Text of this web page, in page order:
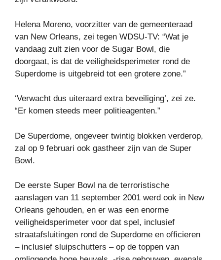
Helena Moreno, voorzitter van de gemeenteraad
van New Orleans, zei tegen WDSU-TV: “Wat je
vandaag zult zien voor de Sugar Bowl, die
doorgaat, is dat de veiligheidsperimeter rond de
Superdome is uitgebreid tot een grotere zone.”
‘Verwacht dus uiteraard extra beveiliging’, zei ze.
“Er komen steeds meer politieagenten.”
De Superdome, ongeveer twintig blokken verderop,
zal op 9 februari ook gastheer zijn van de Super
Bowl.
De eerste Super Bowl na de terroristische
aanslagen van 11 september 2001 werd ook in New
Orleans gehouden, en er was een enorme
veiligheidsperimeter voor dat spel, inclusief
straatafsluitingen rond de Superdome en officieren
– inclusief sluipschutters – op de toppen van